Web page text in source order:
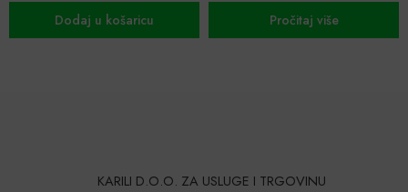
Pročitaj više Odaberi
KARILI D.O.O. ZA USLUGE I TRGOVINU